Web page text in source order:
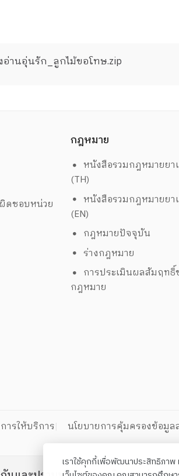
อ่านอุ่นรัก_ลูกไม้ขอโทษ.zip
ดชอบหน่วย
กฎหมาย
หนังสือรวมกฎหมายยา
(TH)
หนังสือรวมกฎหมายยา
(EN)
กฎหมายปัจจุบัน
ร่างกฎหมาย
การประเมินผลสัมฤทธิ์
กฎหมาย
ารให้บริการ นโยบายการคุ้มครองข้อมู
เราใช้คุกกี้เพื่อพัฒนาประสิทธิภาพ